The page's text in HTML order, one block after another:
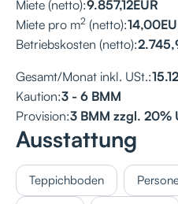
Miete (netto):9.857,12EUR
Miete pro m2 (netto):14,00
Betriebskosten (netto):
Gesamt/Monat inkl. USt.:
Kaution:3 - 6 BMM
Provision:3 BMM zzgl. 20%
Ausstattung
Teppichboden